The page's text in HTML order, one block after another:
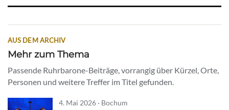
AUS DEM ARCHIV
Mehr zum Thema
Passende Ruhrbarone-Beiträge, vorrangig über Kürzel, Orte,
Personen und weitere Treffer im Titel gefunden.
4. Mai 2026 · Bochum